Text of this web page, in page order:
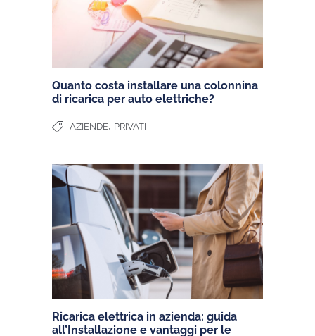
Quanto costa installare una colonnina
di ricarica per auto elettriche?
AZIENDE, PRIVATI
Ricarica elettrica in azienda: guida
all’Installazione e vantaggi per le